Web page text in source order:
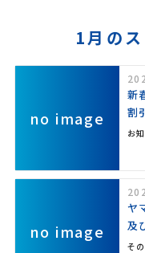
1月の
no image
新
割
お
no image
ヤ
及
そ